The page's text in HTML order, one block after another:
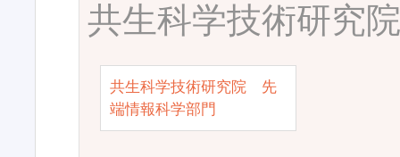
共生科学技術研究
共生科学技術研究院 先
端情報科学部門